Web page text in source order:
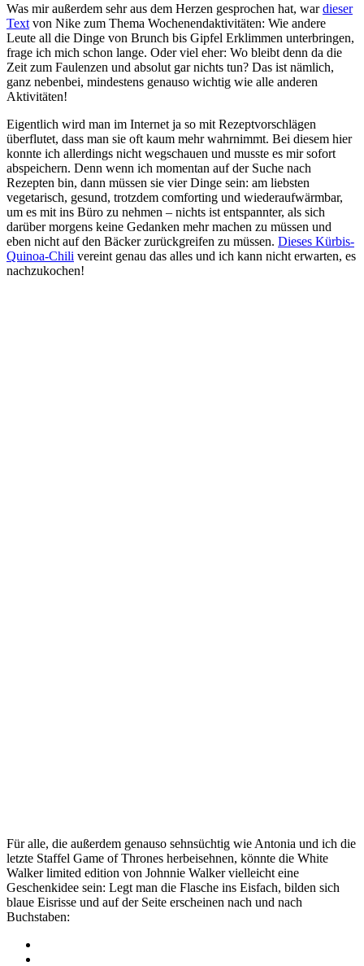
Was mir außerdem sehr aus dem Herzen gesprochen hat, wardieser
Text von Nike zum Thema Wochenendaktivitäten: Wie andere
Leute all die Dinge von Brunch bis Gipfel Erklimmen unterbringen,
frage ich mich schon lange. Oder viel eher: Wo bleibt denn da die
Zeit zum Faulenzen und absolut gar nichts tun? Das ist nämlich,
ganz nebenbei, mindestens genauso wichtig wie alle anderen
Aktivitäten!
Eigentlich wird man im Internet ja so mit Rezeptvorschlägen
überflutet, dass man sie oft kaum mehr wahrnimmt. Bei diesem hier
konnte ich allerdings nicht wegschauen und musste es mir sofort
abspeichern. Denn wenn ich momentan auf der Suche nach
Rezepten bin, dann müssen sie vier Dinge sein: am liebsten
vegetarisch, gesund, trotzdem comforting und wiederaufwärmbar,
um es mit ins Büro zu nehmen – nichts ist entspannter, als sich
darüber morgens keine Gedanken mehr machen zu müssen und
eben nicht auf den Bäcker zurückgreifen zu müssen. Dieses Kürbis-
Quinoa-Chili vereint genau das alles und ich kann nicht erwarten, es
nachzukochen!
Für alle, die außerdem genauso sehnsüchtig wie Antonia und ich die
letzte Staffel Game of Thrones herbeisehnen, könnte die White
Walker limited edition von Johnnie Walker vielleicht eine
Geschenkidee sein: Legt man die Flasche ins Eisfach, bilden sich
blaue Eisrisse und auf der Seite erscheinen nach und nach
Buchstaben: